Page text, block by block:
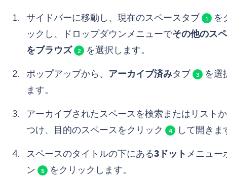
サイドバーに移動し、現在のスペースタブ 1
を
ックし、ドロップダウンメニューでその他のス
をブラウズ
2
を選択します。
ポップアップから、 アーカイブ済みタブ 3
を選
ます。
アーカイブされたスペースを検索またはリスト
つけ、目的のスペースをクリック
4
して開きま
スペースのタイトルの下にある3ドット メニュー
ン
5
をクリックします。